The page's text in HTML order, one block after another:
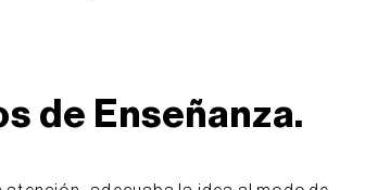
de Enseñanza.